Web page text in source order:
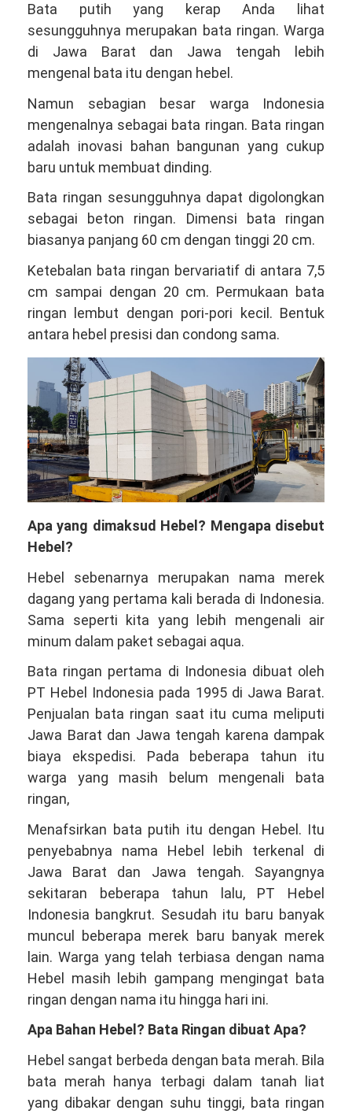
Bata putih yang kerap Anda lihat
sesungguhnya merupakan bata ringan. Warga
di Jawa Barat dan Jawa tengah lebih
mengenal bata itu dengan hebel.
Namun sebagian besar warga Indonesia
mengenalnya sebagai bata ringan. Bata ringan
adalah inovasi bahan bangunan yang cukup
baru untuk membuat dinding.
Bata ringan sesungguhnya dapat digolongkan
sebagai beton ringan. Dimensi bata ringan
biasanya panjang 60 cm dengan tinggi 20 cm.
Ketebalan bata ringan bervariatif di antara 7,5
cm sampai dengan 20 cm. Permukaan bata
ringan lembut dengan pori-pori kecil. Bentuk
antara hebel presisi dan condong sama.
Apa yang dimaksud Hebel? Mengapa disebut
Hebel?
Hebel sebenarnya merupakan nama merek
dagang yang pertama kali berada di Indonesia.
Sama seperti kita yang lebih mengenali air
minum dalam paket sebagai aqua.
Bata ringan pertama di Indonesia dibuat oleh
PT Hebel Indonesia pada 1995 di Jawa Barat.
Penjualan bata ringan saat itu cuma meliputi
Jawa Barat dan Jawa tengah karena dampak
biaya ekspedisi. Pada beberapa tahun itu
warga yang masih belum mengenali bata
ringan,
Menafsirkan bata putih itu dengan Hebel. Itu
penyebabnya nama Hebel lebih terkenal di
Jawa Barat dan Jawa tengah. Sayangnya
sekitaran beberapa tahun lalu, PT Hebel
Indonesia bangkrut. Sesudah itu baru banyak
muncul beberapa merek baru banyak merek
lain. Warga yang telah terbiasa dengan nama
Hebel masih lebih gampang mengingat bata
ringan dengan nama itu hingga hari ini.
Apa Bahan Hebel? Bata Ringan dibuat Apa?
Hebel sangat berbeda dengan bata merah. Bila
bata merah hanya terbagi dalam tanah liat
yang dibakar dengan suhu tinggi, bata ringan